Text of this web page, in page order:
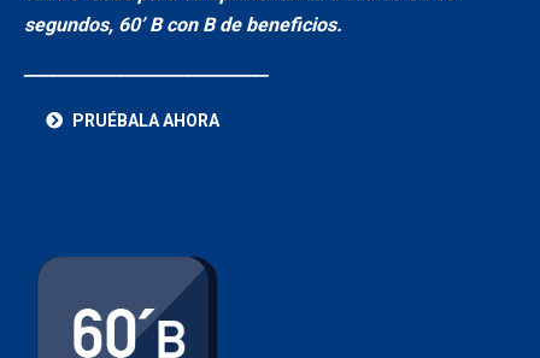
segundos, 60’ B con B de beneficios.
PRUÉBALA AHORA